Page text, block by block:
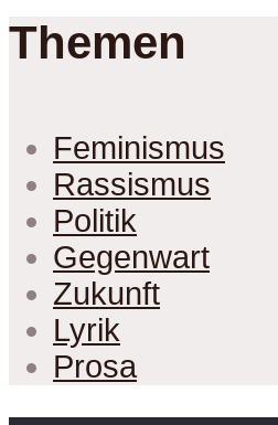
Themen
Feminismus
Rassismus
Politik
Gegenwart
Zukunft
Lyrik
Prosa